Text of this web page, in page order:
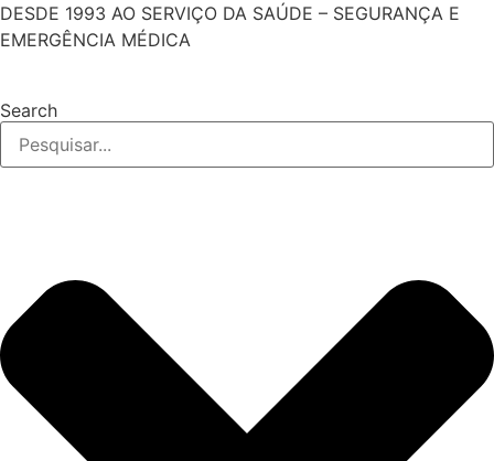
Pular
para
DESDE 1993 AO SERVIÇO DA SAÚDE – SEGURANÇA E
EMERGÊNCIA MÉDICA
Search